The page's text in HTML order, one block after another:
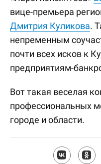
вице-премьера
Дмитрия Куликова.
непременным
почти всех исков к
предприятиям-
Вот такая веселая
профессиональных
городе и области.